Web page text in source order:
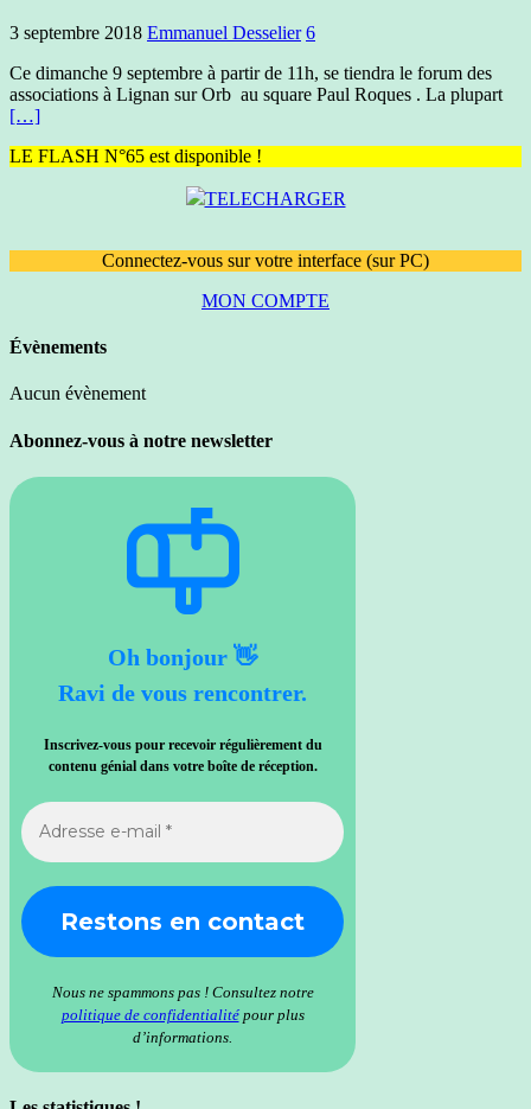
3 septembre 2018 Emmanuel Desselier 6
Ce dimanche 9 septembre à partir de 11h, se tiendra le forum des
associations à Lignan sur Orb au square Paul Roques . La plupart
[…]
LE FLASH N°65 est disponible !
TELECHARGER
Connectez-vous sur votre interface (sur PC)
MON COMPTE
Évènements
Aucun évènement
Abonnez-vous à notre newsletter
Oh bonjour 👋
Ravi de vous rencontrer.
Inscrivez-vous pour recevoir régulièrement du
contenu génial dans votre boîte de réception.
Nous ne spammons pas ! Consultez notre
politique de confidentialitépour plus
d’informations.